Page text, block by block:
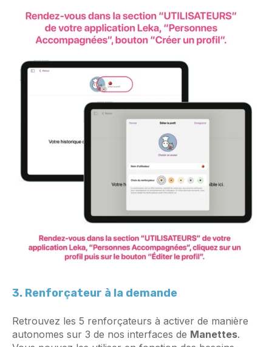
3. Renforçateur à la demande
Retrouvez les 5 renforçateurs à activer de manière
autonomes sur 3 de nos interfaces de Manettes.